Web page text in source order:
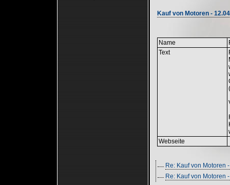
Kauf von Motoren -
Name
Text
Webseite
Re: Kauf von Motoren
Re: Kauf von Motoren